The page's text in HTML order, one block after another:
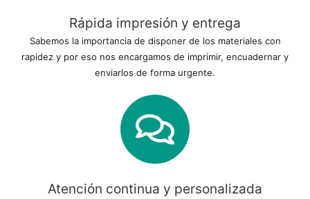
Rápida impresión y entrega
Sabemos la importancia de disponer de los materiales con
rapidez y por eso nos encargamos de imprimir, encuadernar y
enviarlos de forma urgente.
Atención continua y personalizada